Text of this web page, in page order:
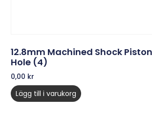
12.8mm Machined Shock
Hole (4)
0,00 kr
Lägg till i varukorg